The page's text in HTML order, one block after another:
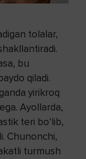
tolalar,
bu
qiladi.
yirikroq
Ayollarda,
teri bo‘lib,
Chunonchi,
turmush